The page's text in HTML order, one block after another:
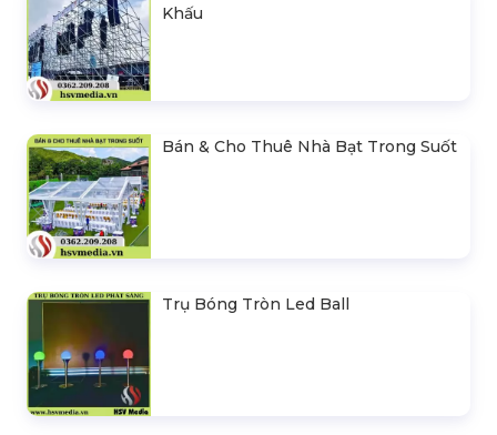
Khấu
Bán & Cho Thuê Nhà Bạt Trong Suốt
Trụ Bóng Tròn Led Ball